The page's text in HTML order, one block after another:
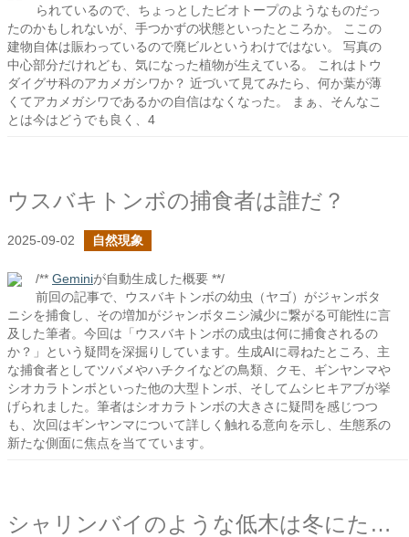
られているので、ちょっとしたビオトープのようなものだっ
たのかもしれないが、手つかずの状態といったところか。 ここの
建物自体は賑わっているので廃ビルというわけではない。 写真の
中心部分だけれども、気になった植物が生えている。 これはトウ
ダイグサ科のアカメガシワか？ 近づいて見てみたら、何か葉が薄
くてアカメガシワであるかの自信はなくなった。 まぁ、そんなこ
とは今はどうでも良く、4
ウスバキトンボの捕食者は誰だ？
2025-09-02 自然現象
/** Geminiが自動生成した概要 **/
前回の記事で、ウスバキトンボの幼虫（ヤゴ）がジャンボタ
ニシを捕食し、その増加がジャンボタニシ減少に繋がる可能性に言
及した筆者。今回は「ウスバキトンボの成虫は何に捕食されるの
か？」という疑問を深掘りしています。生成AIに尋ねたところ、主
な捕食者としてツバメやハチクイなどの鳥類、クモ、ギンヤンマや
シオカラトンボといった他の大型トンボ、そしてムシヒキアブが挙
げられました。筆者はシオカラトンボの大きさに疑問を感じつつ
も、次回はギンヤンマについて詳しく触れる意向を示し、生態系の
新たな側面に焦点を当てています。
シャリンバイのような低木は冬にたくさんの実を付ける